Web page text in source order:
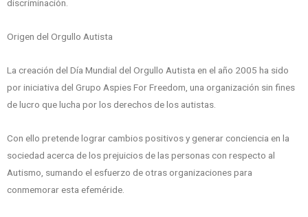
discriminación.
Origen del Orgullo Autista
La creación del Día Mundial del Orgullo Autista en el año 2005 ha sido
por iniciativa del Grupo Aspies For Freedom, una organización sin fines
de lucro que lucha por los derechos de los autistas.
Con ello pretende lograr cambios positivos y generar conciencia en la
sociedad acerca de los prejuicios de las personas con respecto al
Autismo, sumando el esfuerzo de otras organizaciones para
conmemorar esta efeméride.